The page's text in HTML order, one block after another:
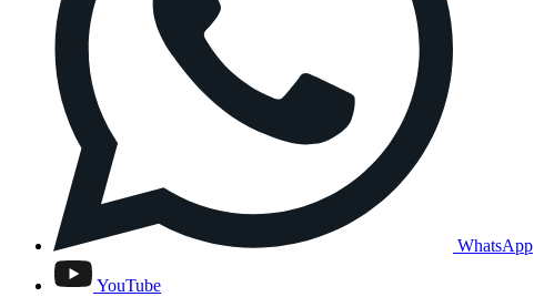
WhatsApp
YouTube